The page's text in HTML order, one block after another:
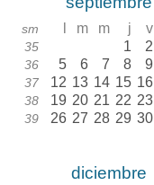
sm m m j v
35 1 2
36 5 6 7 8 9
37 12 13 14 15 16
38 19 20 21 22 23
39 26 27 28 29 30
diciembre